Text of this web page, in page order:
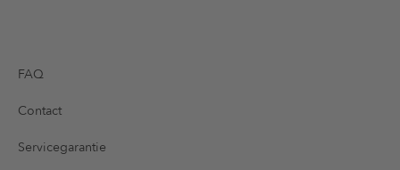
FAQ
Contact
Servicegarantie